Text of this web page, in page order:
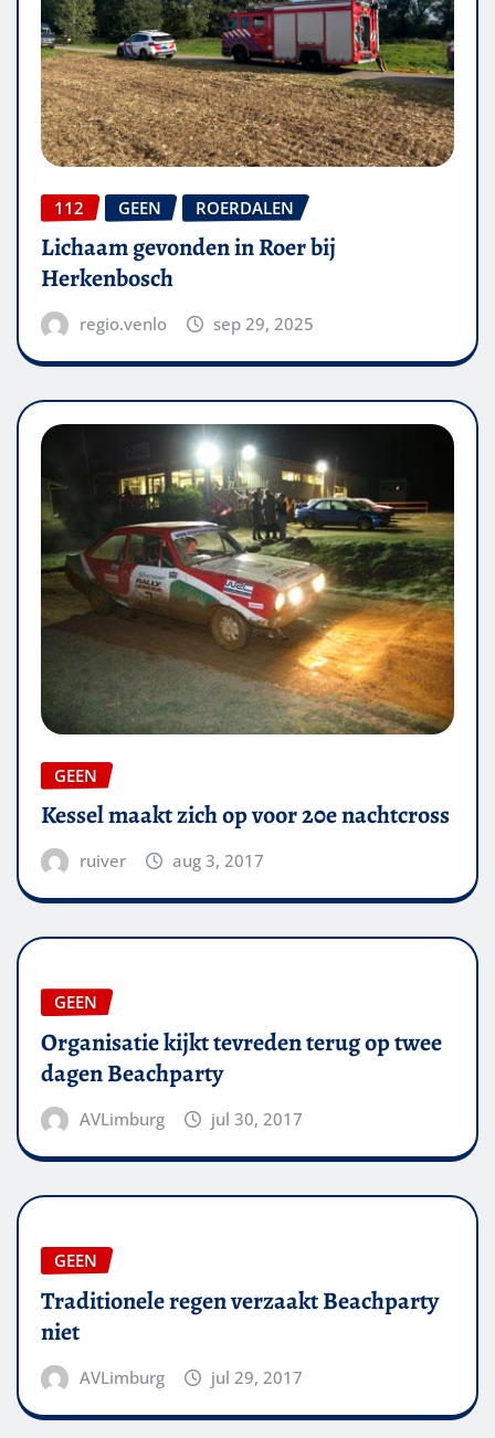
112 GEEN ROERDALEN
Lichaam gevonden in Roer bij
Herkenbosch
regio.venlo sep 29, 2025
GEEN
Kessel maakt zich op voor 20e nachtcross
ruiver aug 3, 2017
GEEN
Organisatie kijkt tevreden terug op twee
dagen Beachparty
AVLimburg jul 30, 2017
GEEN
Traditionele regen verzaakt Beachparty
niet
AVLimburg jul 29, 2017